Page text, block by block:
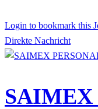
Login to bookmark this
Direkte Nachricht
SAIMEX